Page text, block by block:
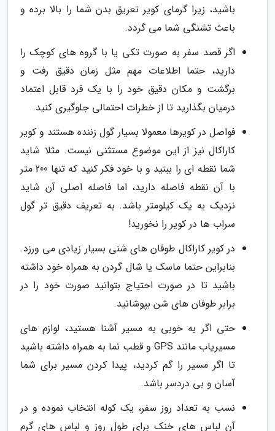
باشید، زیرا گرمای کویر تعریق بدن شما را بالا برده و
باعث تشنگی شما می گردد.
اگر قصد سفر به صورت تکی یا با گروه های کوچک را
دارید، حتما اطلاعات مهم مثل زمان دقیق رفت و
برگشت و مکان دقیق خود را با یک فرد قابل اعتماد
درمیان بگذارید تا از خطرات احتمالی جلوگیری کنید.
فواصل در کویرها معمولا بسیار گول زننده هستند و کویر
کاراکال نیز از این موضوع مستثنی نیست. مثلا شاید
شما نقطه ای را ببنید و با خود فکر کنید که تنها 200 متر
با آن نقطه فاصله دارید، اما فاصله اصلی آن شاید
نزدیک به یک کیلومتر باشد. به تعریف دقیق تر گول
سراب ها در کویر را نخورید!
در کویر کاراکال طوفان های شنی بسیار زیادی می ورزد.
بنابراین حتما ماسک یا شال گردن به همراه خود داشته
باشید تا در صورت احتیاج بتوانید صورت خود را در
برابر طوفان های شن بپوشانید.
حتی اگر به خوبی به مسیر آشنا هستید، لوازم های
مسیریاب مانند GPS و قطب نما به همراه داشته باشید
تا اگر مسیر را گم کردید، پیدا کردن مسیر برای شما
آسان و بی دردسر باشد.
نسب به تعداد روز سفر، یک کوله انتخاب نموده و در
آن لباس های خنک برای طول روز و لباس های گرم